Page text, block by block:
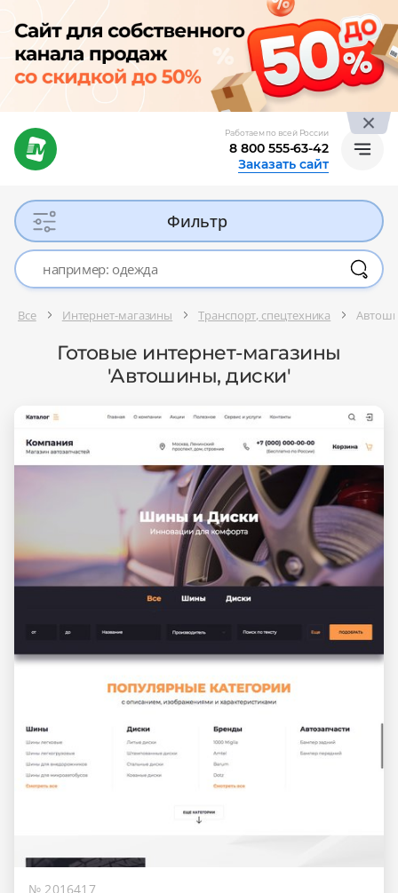
Работаем по всей России
8 800 555-63-42
Заказать сайт
Фильтр
Все Интернет-магазины Транспорт, спецтехника
Готовые интернет-магазины
'Автошины, диски'
№ 2016417